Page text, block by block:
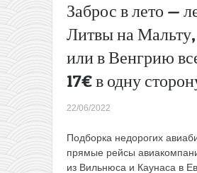
Заброс в лето —
Литвы на
или в Венгрию
17€ в одну
22/06/2022
Подборка недорогих
прямые рейсы
из Вильнюса и Каунаса в